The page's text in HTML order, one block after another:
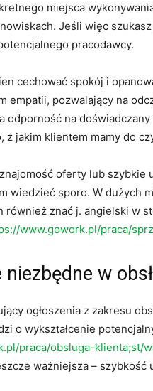
miejsca
Jeśli więc
pracodawcy.
cechować spokój i
empatii, pozwalający na
odporność na
z jakim klientem mamy do
oferty lub szybkie
wiedzieć sporo. W dużych
również znać j. angielski w
www.gowork.pl/praca/
niezbędne w
ogłoszenia z zakresu
o wykształcenie
praca/obsluga-klienta;st/
ważniejsza – szybkość